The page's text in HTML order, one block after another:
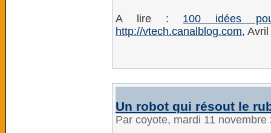
A lire : 100 idées
http://vtech.canalblog.com, Avril
Un robot qui résout le
Par coyote, mardi 11